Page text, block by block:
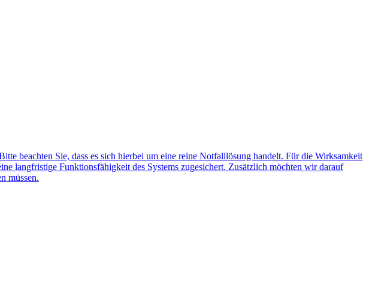
beachten Sie, dass es sich hierbei um eine reine Notfalllösung handelt. Für die Wirksamkeit
langfristige Funktionsfähigkeit des Systems zugesichert. Zusätzlich möchten wir darauf
müssen.